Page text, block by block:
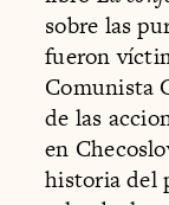
sobre las
fueron
Comunista
de las
en
historia del